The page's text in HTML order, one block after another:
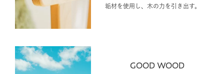
垢材を使用し、木の力を引き出す。
GOOD WOOD